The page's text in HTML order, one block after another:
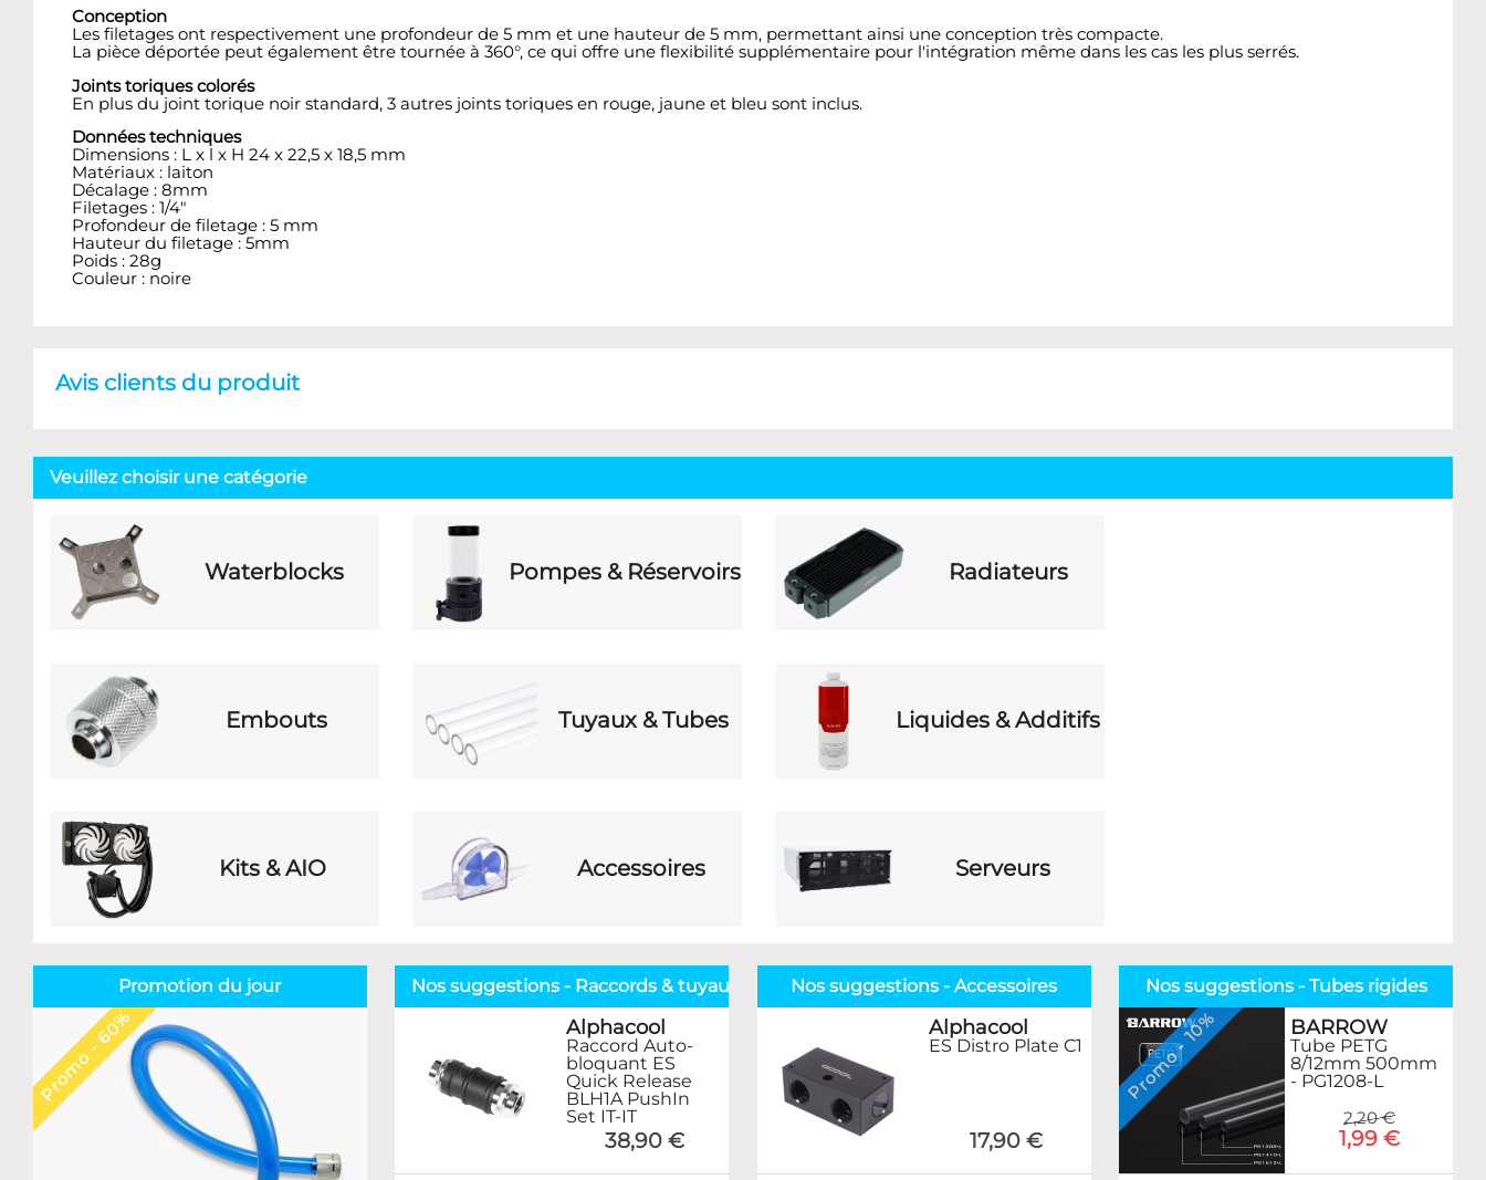
Conception
Les filetages ont respectivement une profondeur de 5 mm et une hauteur de 5 mm, permettant ainsi une conception très compacte.
La pièce déportée peut également être tournée à 360°, ce qui offre une flexibilité supplémentaire pour l'intégration même dans les cas les plus serrés.
Joints toriques colorés
En plus du joint torique noir standard, 3 autres joints toriques en rouge, jaune et bleu sont inclus.
Données techniques
Dimensions : L x l x H 24 x 22,5 x 18,5 mm
Matériaux : laiton
Décalage : 8mm
Filetages : 1/4"
Profondeur de filetage : 5 mm
Hauteur du filetage : 5mm
Poids : 28g
Couleur : noire
Avis clients du produit
Veuillez choisir une catégorie
Waterblocks Pompes & Réservoirs Radiateurs
Embouts Tuyaux & Tubes Liquides & Additifs
Kits & AIO Accessoires Serveurs
Promotion du jour
Promo - 60%
Nos suggestions - Raccords & tuyaux
Alphacool
Raccord Auto-
bloquant ES
Quick Release
BLH1A PushIn
Set IT-IT
38,90 €
Nos suggestions - Accessoires
Alphacool
ES Distro Plate C1
17,90 €
Nos suggestions - Tubes rigides
Promo - 10% BARROW
Tube PETG
8/12mm 500mm
- PG1208-L
2,20 €
1,99 €